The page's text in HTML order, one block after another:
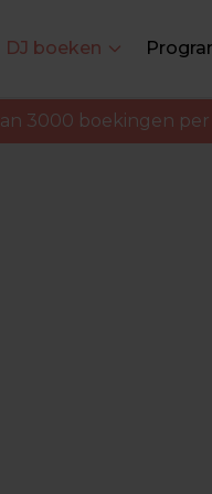
DJ boeken
3000 boekingen per